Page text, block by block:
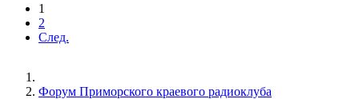
1
2
След.
Форум Приморского краевого радиоклуба